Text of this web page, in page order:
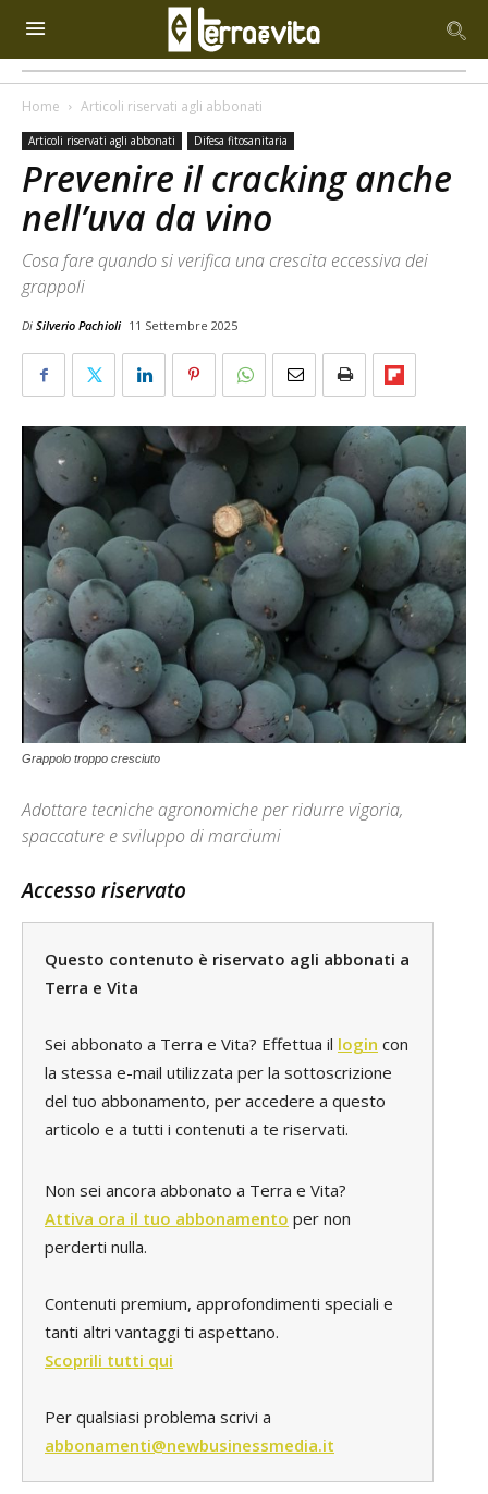
Home Articoli riservati agli abbonati
Articoli riservati agli abbonati Difesa fitosanitaria
Prevenire il cracking anche
nell’uva da vino
Cosa fare quando si verifica una crescita eccessiva dei
grappoli
Di Silverio Pachioli 11 Settembre 2025
Grappolo troppo cresciuto
Adottare tecniche agronomiche per ridurre vigoria,
spaccature e sviluppo di marciumi
Accesso riservato
Questo contenuto è riservato agli abbonati a
Terra e Vita
Sei abbonato a Terra e Vita? Effettua il login con
la stessa e-mail utilizzata per la sottoscrizione
del tuo abbonamento, per accedere a questo
articolo e a tutti i contenuti a te riservati.
Non sei ancora abbonato a Terra e Vita?
Attiva ora il tuo abbonamento per non
perderti nulla.
Contenuti premium, approfondimenti speciali e
tanti altri vantaggi ti aspettano.
Scoprili tutti qui
Per qualsiasi problema scrivi a
abbonamenti@newbusinessmedia.it